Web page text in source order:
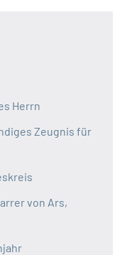
Herrn
Zeugnis für
von Ars,